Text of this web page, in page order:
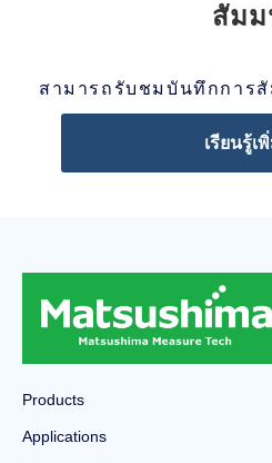
สัมม
สามารถรับชมบันทึกการ
เรียนรู้เ
Products
Applications